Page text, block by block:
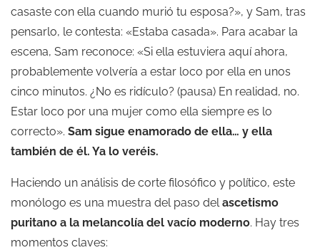
casaste con ella cuando murió tu esposa?», y Sam, tras
pensarlo, le contesta: «Estaba casada». Para acabar la
escena, Sam reconoce: «Si ella estuviera aquí ahora,
probablemente volvería a estar loco por ella en unos
cinco minutos. ¿No es ridículo? (pausa) En realidad, no.
Estar loco por una mujer como ella siempre es lo
correcto». Sam sigue enamorado de ella… y ella
también de él. Ya lo veréis.
Haciendo un análisis de corte filosófico y político, este
monólogo es una muestra del paso del ascetismo
puritano a la melancolía del vacío moderno. Hay tres
momentos claves: